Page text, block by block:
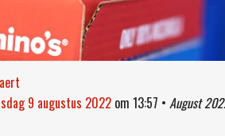
9 augustus 2022 om 13:57 • August